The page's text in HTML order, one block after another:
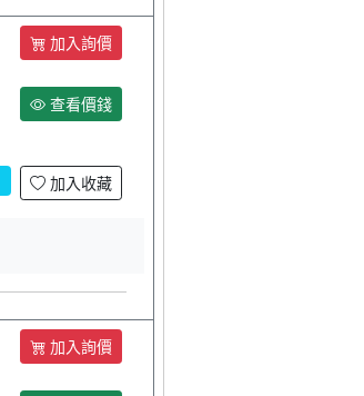
加入詢價
查看價錢
加入收藏
加入詢價